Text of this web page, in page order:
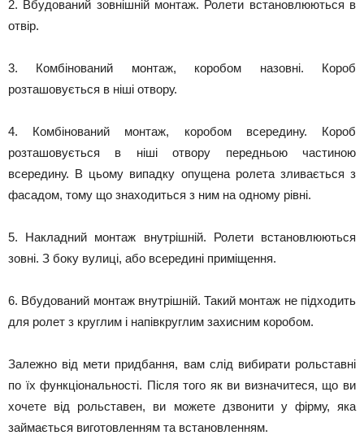
2. Вбудований зовнішній монтаж. Ролети встановлюються в
отвір.
3. Комбінований монтаж, коробом назовні. Короб
розташовується в ніші отвору.
4. Комбінований монтаж, коробом всередину. Короб
розташовується в ніші отвору передньою частиною
всередину. В цьому випадку опущена ролета зливається з
фасадом, тому що знаходиться з ним на одному рівні.
5. Накладний монтаж внутрішній. Ролети встановлюються
зовні. З боку вулиці, або всередині приміщення.
6. Вбудований монтаж внутрішній. Такий монтаж не підходить
для ролет з круглим і напівкруглим захисним коробом.
Залежно від мети придбання, вам слід вибирати рольставні
по їх функціональності. Після того як ви визначитеся, що ви
хочете від рольставен, ви можете дзвонити у фірму, яка
займається виготовленням та встановленням.